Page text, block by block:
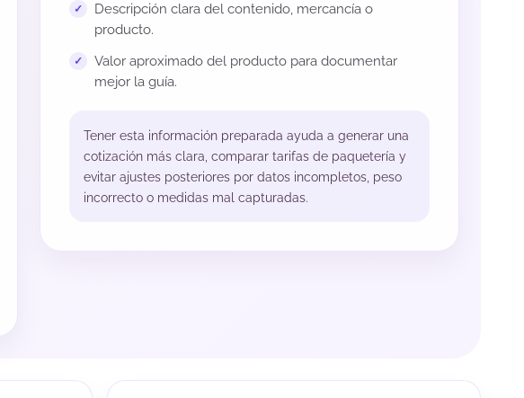
Descripción clara del contenido, mercancía o
producto.
Valor aproximado del producto para documentar
mejor la guía.
Tener esta información preparada ayuda a generar una
cotización más clara, comparar tarifas de paquetería y
evitar ajustes posteriores por datos incompletos, peso
incorrecto o medidas mal capturadas.